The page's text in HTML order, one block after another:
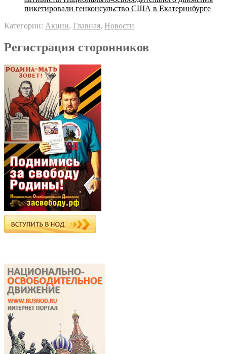
пикетировали генконсульство США в Екатеринбурге
Категории: Акции, Главная, Новости
Регистрация сторонников